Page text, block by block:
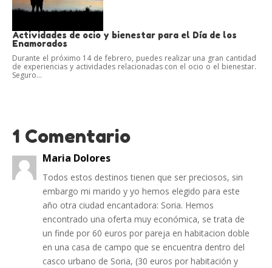
Actividades de ocio y bienestar para el Día de los
Enamorados
Durante el próximo 14 de febrero, puedes realizar una gran cantidad
de experiencias y actividades relacionadas con el ocio o el bienestar.
Seguro...
1 Comentario
Maria Dolores
Todos estos destinos tienen que ser preciosos, sin
embargo mi marido y yo hemos elegido para este
año otra ciudad encantadora: Soria. Hemos
encontrado una oferta muy económica, se trata de
un finde por 60 euros por pareja en habitacion doble
en una casa de campo que se encuentra dentro del
casco urbano de Soria, (30 euros por habitación y